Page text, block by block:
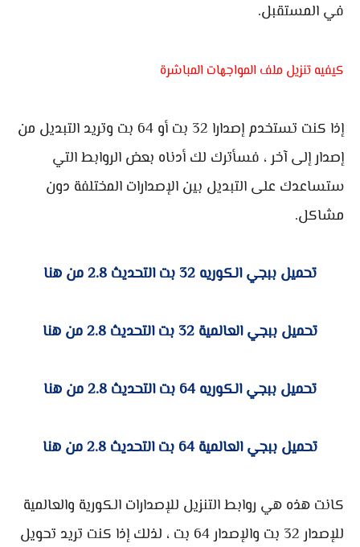
في المستقبل.
كيفيه تنزيل ملف المواجهات المباشرة
إذا كنت تستخدم إصدارا 32 بت أو 64 بت وتريد التبديل من
إصدار إلى آخر ، فسأترك لك أدناه بعض الروابط التي
ستساعدك على التبديل بين الإصدارات المختلفة دون
مشاكل.
تحميل ببجي الكوريه 32 بت التحديث 2.8 من هنا
تحميل ببجي العالمية 32 بت التحديث 2.8 من هنا
تحميل ببجي الكوريه 64 بت التحديث 2.8 من هنا
تحميل ببجي العالمية 64 بت التحديث 2.8 من هنا
كانت هذه هي روابط التنزيل للإصدارات الكورية والعالمية
للإصدار 32 بت والإصدار 64 بت ، لذلك إذا كنت تريد تحويل